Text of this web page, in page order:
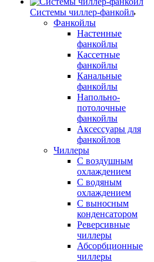
Системы чиллер-фанкойл
Фанкойлы
Настенные
фанкойлы
Кассетные
фанкойлы
Канальные
фанкойлы
Напольно-
потолочные
фанкойлы
Аксессуары для
фанкойлов
Чиллеры
С воздушным
охлаждением
С водяным
охлаждением
С выносным
конденсатором
Реверсивные
чиллеры
Абсорбционные
чиллеры